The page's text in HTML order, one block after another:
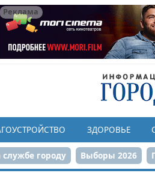
Реклама
ЗДОРОВЬЕ
службе городу Выборы 2026